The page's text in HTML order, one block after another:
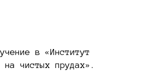
в «Институт
на чистых прудах».